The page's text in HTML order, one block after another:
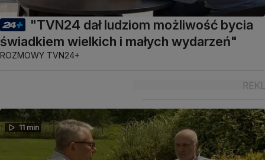
"TVN24 dał ludziom możliwość bycia
świadkiem wielkich i małych wydarzeń"
ROZMOWY TVN24+
11 min